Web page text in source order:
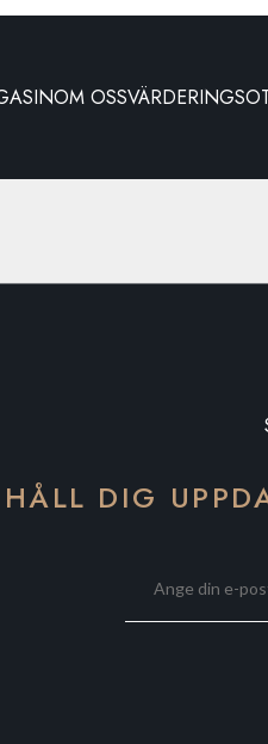
OM OSSVÄRDERING
HÅLL DIG